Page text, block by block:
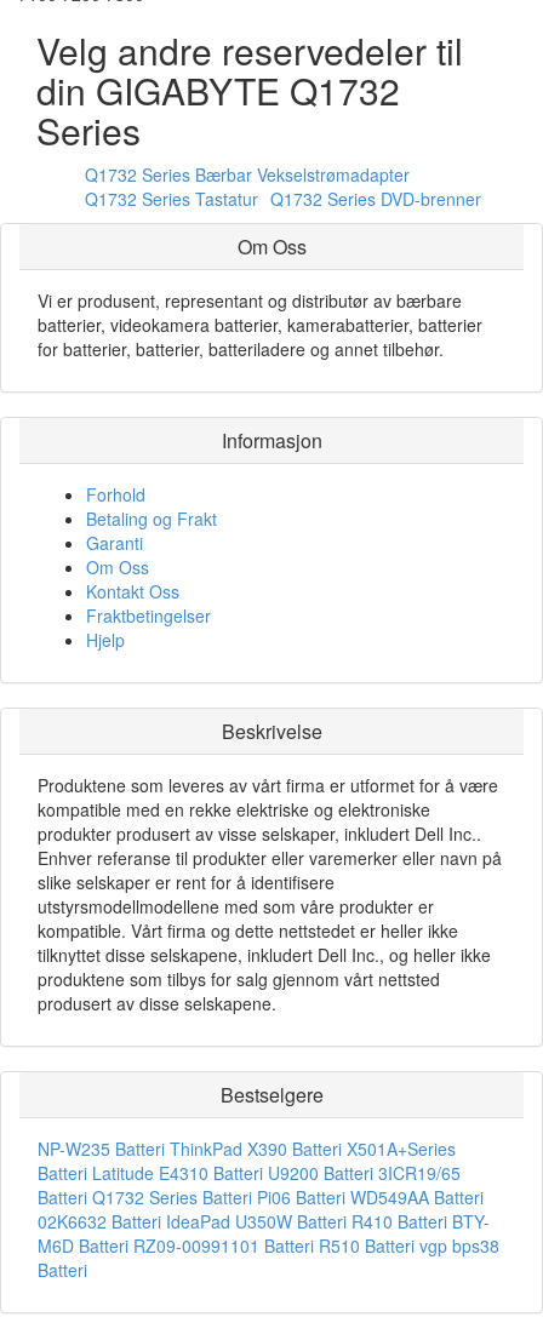
Velg andre reservedeler til
din GIGABYTE Q1732
Series
Q1732 Series Bærbar Vekselstrømadapter
Q1732 Series Tastatur Q1732 Series DVD-brenner
Om Oss
Vi er produsent, representant og distributør av bærbare
batterier, videokamera batterier, kamerabatterier, batterier
for batterier, batterier, batteriladere og annet tilbehør.
Informasjon
Forhold
Betaling og Frakt
Garanti
Om Oss
Kontakt Oss
Fraktbetingelser
Hjelp
Beskrivelse
Produktene som leveres av vårt firma er utformet for å være
kompatible med en rekke elektriske og elektroniske
produkter produsert av visse selskaper, inkludert Dell Inc..
Enhver referanse til produkter eller varemerker eller navn på
slike selskaper er rent for å identifisere
utstyrsmodellmodellene med som våre produkter er
kompatible. Vårt firma og dette nettstedet er heller ikke
tilknyttet disse selskapene, inkludert Dell Inc., og heller ikke
produktene som tilbys for salg gjennom vårt nettsted
produsert av disse selskapene.
Bestselgere
NP-W235 Batteri ThinkPad X390 Batteri X501A+Series
Batteri Latitude E4310 Batteri U9200 Batteri 3ICR19/65
Batteri Q1732 Series Batteri Pi06 Batteri WD549AA Batteri
02K6632 Batteri IdeaPad U350W Batteri R410 Batteri BTY-
M6D Batteri RZ09-00991101 Batteri R510 Batteri vgp bps38
Batteri